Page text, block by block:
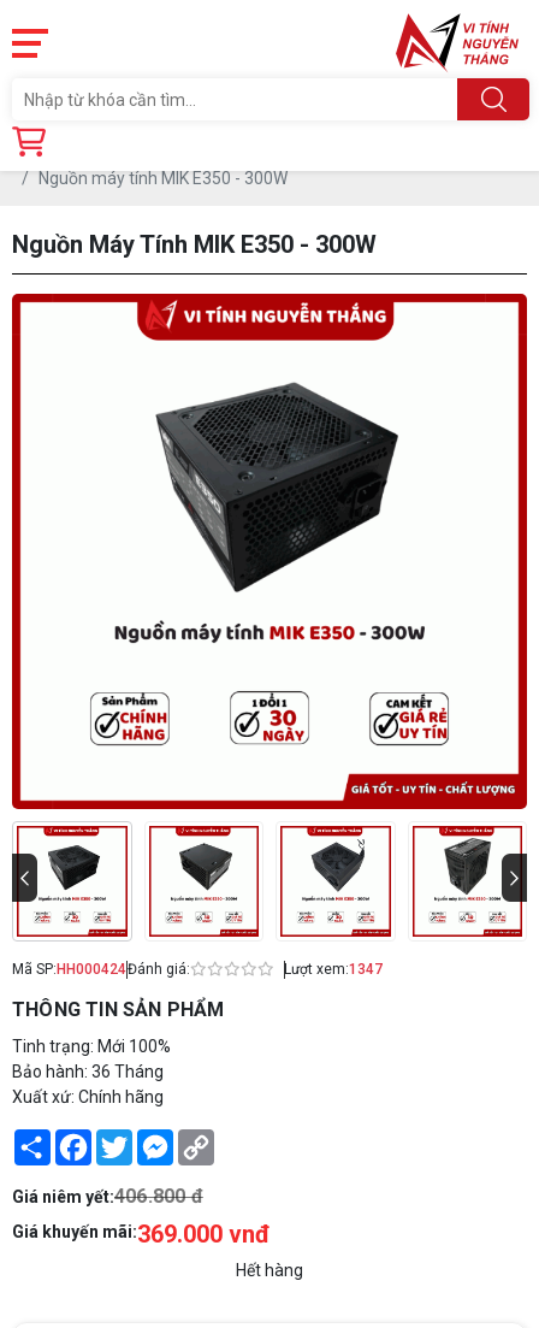
Trang chủ
Nguồn máy tính MIK E350 - 300W
Nguồn Máy Tính MIK E350 - 300W
Mã SP: HH000424Đánh giá: Lượt xem:1347
THÔNG TIN SẢN PHẨM
Tinh trạng: Mới 100%
Bảo hành: 36 Tháng
Xuất xứ: Chính hãng
Share Facebook
TwitterMessenger
Giá niêm yết:406.800 đ
Giá khuyến mãi:369.000 vnđ
Hết hàng